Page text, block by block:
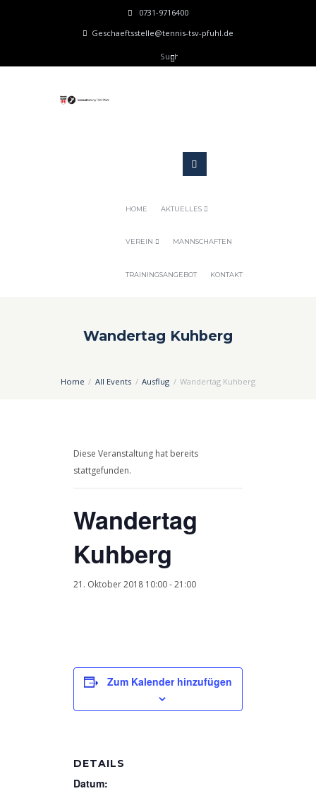
0731-9716400
Geschaeftsstelle@tennis-tsv-pfuhl.de
HOME AKTUELLES
VEREIN MANNSCHAFTEN
TRAININGSANGEBOT KONTAKT
Wandertag Kuhberg
Home All Events Ausflug Wandertag Kuhberg
Diese Veranstaltung hat bereits
stattgefunden.
Wandertag
Kuhberg
21. Oktober 2018 10:00-21:00
Zum Kalender hinzufügen
DETAILS
Datum: